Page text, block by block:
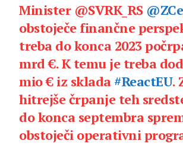
Minister @SVRK_RS
obstoječe finančne
treba do konca 2023
mrd €. K temu je treba
mio € iz sklada #ReactEU.
hitrejše črpanje teh
do konca septembra
obstoječi operativni